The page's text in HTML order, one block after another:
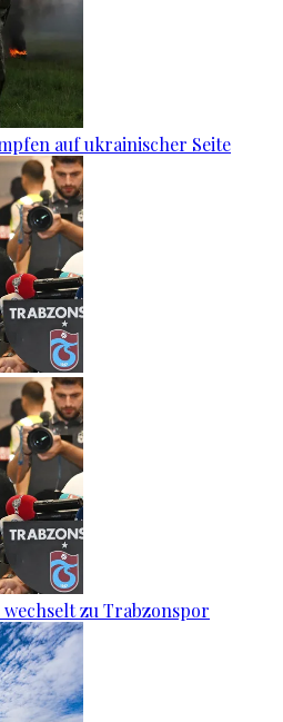
auf ukrainischer Seite
wechselt zu Trabzonspor